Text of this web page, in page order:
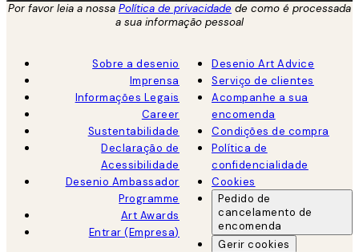
Por favor leia a nossa Política de privacidade de como é processada
a sua informação pessoal
Sobre a desenio
Imprensa
Informações Legais
Career
Sustentabilidade
Declaração de
Acessibilidade
Desenio Ambassador
Programme
Art Awards
Entrar (Empresa)
Desenio Art Advice
Serviço de clientes
Acompanhe a sua
encomenda
Condições de compra
Política de
confidencialidade
Cookies
Pedido de
cancelamento de
encomenda
Gerir cookies